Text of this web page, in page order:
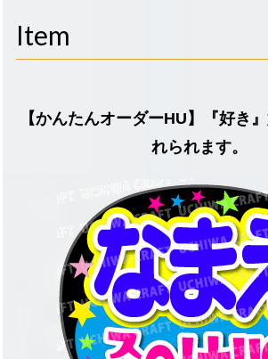
Item
【かんたんオーダーHU】『好き
れられます。